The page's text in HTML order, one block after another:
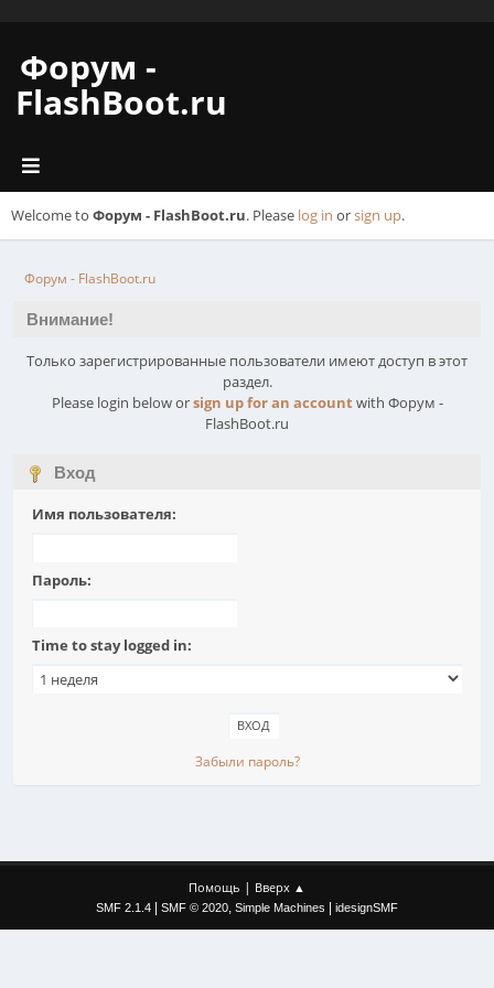
Форум -
FlashBoot.ru
Welcome to Форум - FlashBoot.ru. Please log in orsign up.
Форум - FlashBoot.ru
Внимание!
Только зарегистрированные пользователи имеют доступ в этот
раздел.
Please login below orsign up for an accountwith Форум -
FlashBoot.ru
Вход
Имя пользователя:
Пароль:
Time to stay logged in:
Забыли пароль?
Помощь | Вверх ▲
SMF 2.1.4 SMF © 2020, Simple Machines idesignSMF